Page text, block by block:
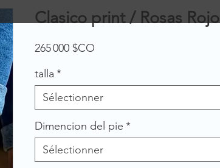
Clasico print / Rosas Rojo
265 000 $CO
talla *
Sélectionner
Dimencion del pie *
Sélectionner